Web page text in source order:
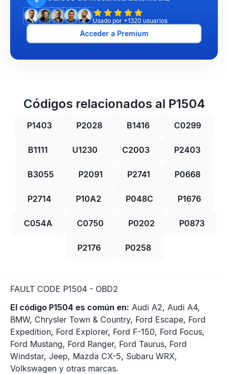
Usado por +1320 usuarios
Acceder a Premium
Códigos relacionados al P1504
P1403 P2028 B1416 C0299
B1111 U1230 C2003 P2403
B3055 P2091 P2741 P0668
P2714 P10A2 P048C P1676
C054A C0750 P0202 P0873
P2176 P0258
FAULT CODE P1504 - OBD2
El código P1504 es común en: Audi A2, Audi A4,
BMW, Chrysler Town & Country, Ford Escape, Ford
Expedition, Ford Explorer, Ford F-150, Ford Focus,
Ford Mustang, Ford Ranger, Ford Taurus, Ford
Windstar, Jeep, Mazda CX-5, Subaru WRX,
Volkswagen y otras marcas.